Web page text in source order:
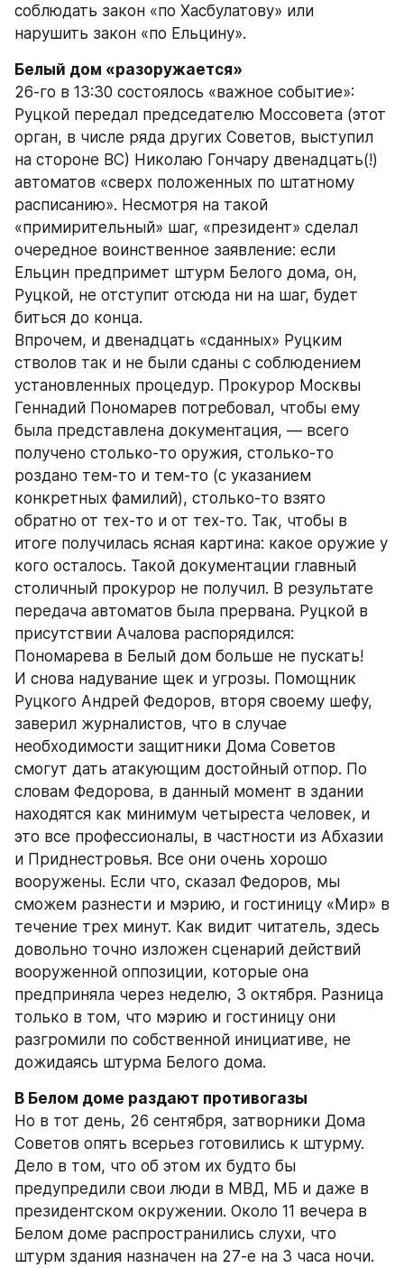
соблюдать закон «по Хасбулатову» или
нарушить закон «по Ельцину».
Белый дом «разоружается»
26-го в 13:30 состоялось «важное событие»:
Руцкой передал председателю Моссовета (этот
орган, в числе ряда других Советов, выступил
на стороне ВС) Николаю Гончару двенадцать(!)
автоматов «сверх положенных по штатному
расписанию». Несмотря на такой
«примирительный» шаг, «президент» сделал
очередное воинственное заявление: если
Ельцин предпримет штурм Белого дома, он,
Руцкой, не отступит отсюда ни на шаг, будет
биться до конца.
Впрочем, и двенадцать «сданных» Руцким
стволов так и не были сданы с соблюдением
установленных процедур. Прокурор Москвы
Геннадий Пономарев потребовал, чтобы ему
была представлена документация, — всего
получено столько-то оружия, столько-то
роздано тем-то и тем-то (с указанием
конкретных фамилий), столько-то взято
обратно от тех-то и от тех-то. Так, чтобы в
итоге получилась ясная картина: какое оружие у
кого осталось. Такой документации главный
столичный прокурор не получил. В результате
передача автоматов была прервана. Руцкой в
присутствии Ачалова распорядился:
Пономарева в Белый дом больше не пускать!
И снова надувание щек и угрозы. Помощник
Руцкого Андрей Федоров, вторя своему шефу,
заверил журналистов, что в случае
необходимости защитники Дома Советов
смогут дать атакующим достойный отпор. По
словам Федорова, в данный момент в здании
находятся как минимум четыреста человек, и
это все профессионалы, в частности из Абхазии
и Приднестровья. Все они очень хорошо
вооружены. Если что, сказал Федоров, мы
сможем разнести и мэрию, и гостиницу «Мир» в
течение трех минут. Как видит читатель, здесь
довольно точно изложен сценарий действий
вооруженной оппозиции, которые она
предприняла через неделю, 3 октября. Разница
только в том, что мэрию и гостиницу они
разгромили по собственной инициативе, не
дожидаясь штурма Белого дома.
В Белом доме раздают противогазы
Но в тот день, 26 сентября, затворники Дома
Советов опять всерьез готовились к штурму.
Дело в том, что об этом их будто бы
предупредили свои люди в МВД, МБ и даже в
президентском окружении. Около 11 вечера в
Белом доме распространились слухи, что
штурм здания назначен на 27-е на 3 часа ночи.